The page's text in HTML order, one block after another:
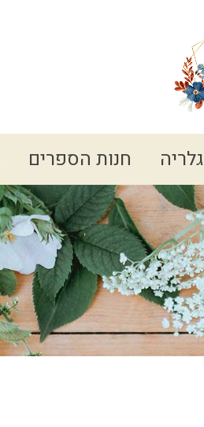
גלריה חנות הספרים